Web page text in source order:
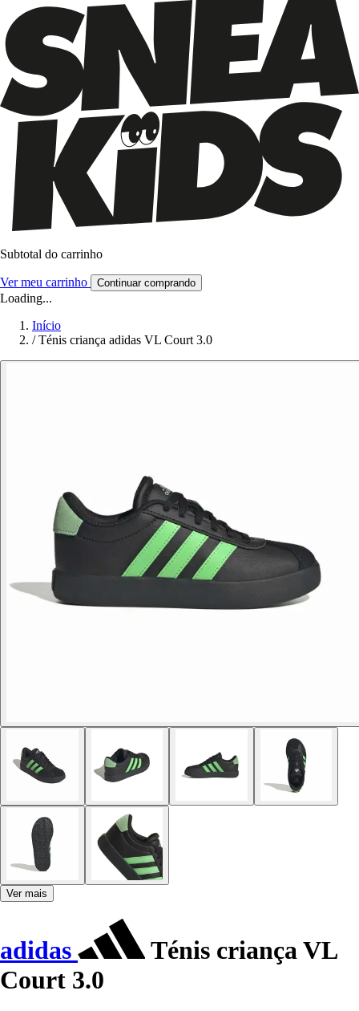
Subtotal do carrinho
Ver meu carrinho Continuar comprando
Loading...
Início
/ Ténis criança adidas VL Court 3.0
Ver mais
adidas
Ténis criança VL
Court 3.0